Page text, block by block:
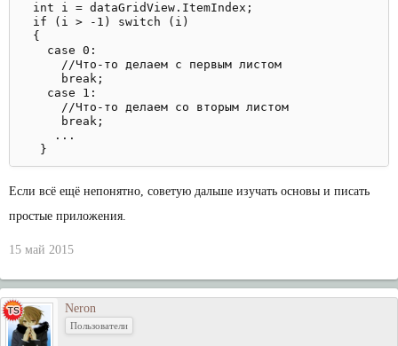
  int i = dataGridView.ItemIndex;
  if (i > -1) switch (i)
  {
    case 0:
      //Что-то делаем с первым листом
      break;
    case 1:
      //Что-то делаем со вторым листом
      break;
     ...
Если всё ещё непонятно, советую дальше изучать основы и писать
простые приложения.
15 май 2015
Neron
Пользователи